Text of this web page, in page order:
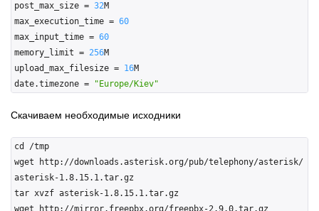
post_max_size = 32M
max_execution_time = 60
max_input_time = 60
memory_limit = 256M
upload_max_filesize = 16M
date.timezone =
"Europe/Kiev"
Скачиваем необходимые исходники
cd /tmp
wget http://downloads.asterisk.org/pub/telephony/asterisk/
asterisk-1.8.15.1.tar.gz
tar xvzf asterisk-1.8.15.1.tar.gz
wget http://mirror.freepbx.org/freepbx-2.9.0.tar.gz